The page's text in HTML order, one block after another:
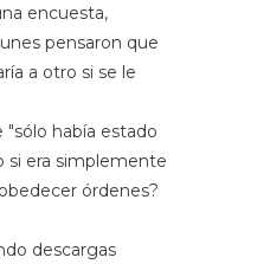
encuesta,
pensaron que
a otro si se le
había estado
si era simplemente
órdenes?
descargas